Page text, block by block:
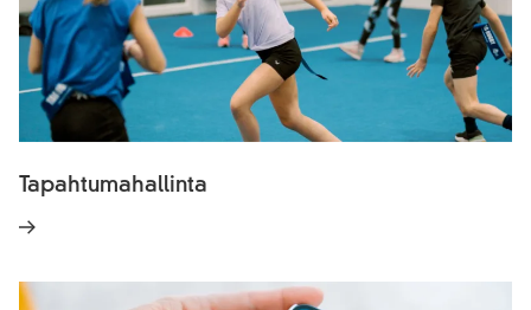
Tapahtumahallinta